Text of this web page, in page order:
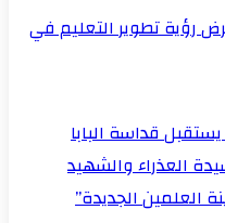
رؤية تطوير التعليم في
قداسة البابا
العذراء والشهيد
العلمين الجديدة”